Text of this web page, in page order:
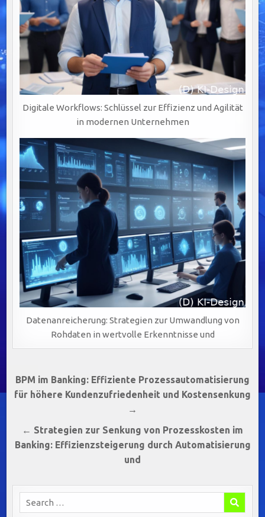
Digitale Workflows: Schlüssel zur Effizienz und Agilität
in modernen Unternehmen
Datenanreicherung: Strategien zur Umwandlung von
Rohdaten in wertvolle Erkenntnisse und
Beitragsnavigation
BPM im Banking: Effiziente Prozessautomatisierung
für höhere Kundenzufriedenheit und Kostensenkung
→
← Strategien zur Senkung von Prozesskosten im
Banking: Effizienzsteigerung durch Automatisierung
und
Search
for: